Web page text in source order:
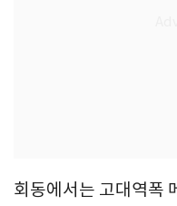
회동에서는 고대역폭